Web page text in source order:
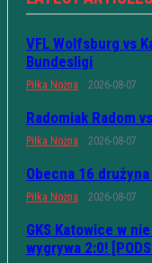
VFL Wolfsburg vs
Bundesligi
Piłka Nożna 2026-08-07
Radomiak Radom
Piłka Nożna 2026-08-07
Obecna 16
Piłka Nożna 2026-08-07
GKS Katowice w
wygrywa 2:0!